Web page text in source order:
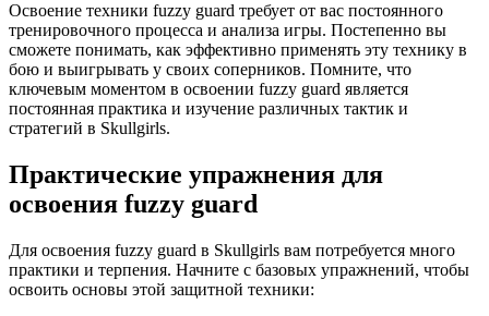
Освоение техники fuzzy guard требует от вас постоянного
тренировочного процесса и анализа игры. Постепенно вы
сможете понимать, как эффективно применять эту технику в
бою и выигрывать у своих соперников. Помните, что
ключевым моментом в освоении fuzzy guard является
постоянная практика и изучение различных тактик и
стратегий в Skullgirls.
Практические упражнения для
освоения fuzzy guard
Для освоения fuzzy guard в Skullgirls вам потребуется много
практики и терпения. Начните с базовых упражнений, чтобы
освоить основы этой защитной техники: